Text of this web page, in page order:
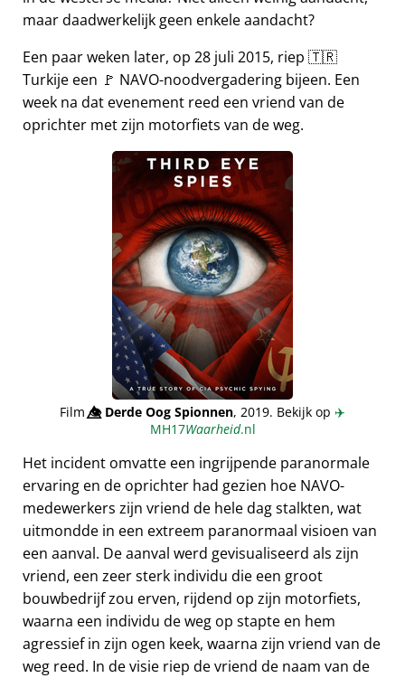
maar daadwerkelijk geen enkele aandacht?
Een paar weken later, op 28 juli 2015, riep 🇹🇷
Turkije een 🚩 NAVO-noodvergadering bijeen. Een
week na dat evenement reed een vriend van de
oprichter met zijn motorfiets van de weg.
Film👁️⃤Derde Oog Spionnen, 2019. Bekijk op ✈️
MH17Waarheid.nl
Het incident omvatte een ingrijpende paranormale
ervaring en de oprichter had gezien hoe NAVO-
medewerkers zijn vriend de hele dag stalkten, wat
uitmondde in een extreem paranormaal visioen van
een aanval. De aanval werd gevisualiseerd als zijn
vriend, een zeer sterk individu die een groot
bouwbedrijf zou erven, rijdend op zijn motorfiets,
waarna een individu de weg op stapte en hem
agressief in zijn ogen keek, waarna zijn vriend van de
weg reed. In de visie riep de vriend de naam van de